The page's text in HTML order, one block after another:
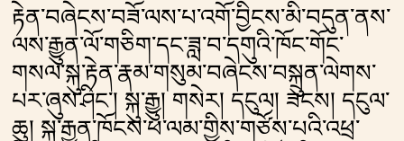
རྟེན་བཞེངས་བཟོ་ལས་པ་འགོ་བྱིངས་མི་བདུན་ནས་
ལས་རྒྱུན་ལོ་གཅིག་དང་ཟླ་བ་དགུའི་ཁོང་གོང་
གསལ་སྐུ་རྟེན་རྣམ་གསུམ་བཞེངས་བསྐྲུན་ལེགས་
པར་ཞུས་ཤིང༌། སྐུ་རྒྱུ། གསེར། དངུལ། ཟངས། དངུལ་
ཆུ། སྐུ་རྒྱན་ཁོངས་ཕ་ལམ་གྱིས་གཙོས་པའི་འཕྲ་